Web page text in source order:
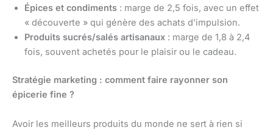
Épices et condiments : marge de 2,5 fois, avec un effet
« découverte » qui génère des achats d’impulsion.
Produits sucrés/salés artisanaux : marge de 1,8 à 2,4
fois, souvent achetés pour le plaisir ou le cadeau.
Stratégie marketing : comment faire rayonner son
épicerie fine ?
Avoir les meilleurs produits du monde ne sert à rien si